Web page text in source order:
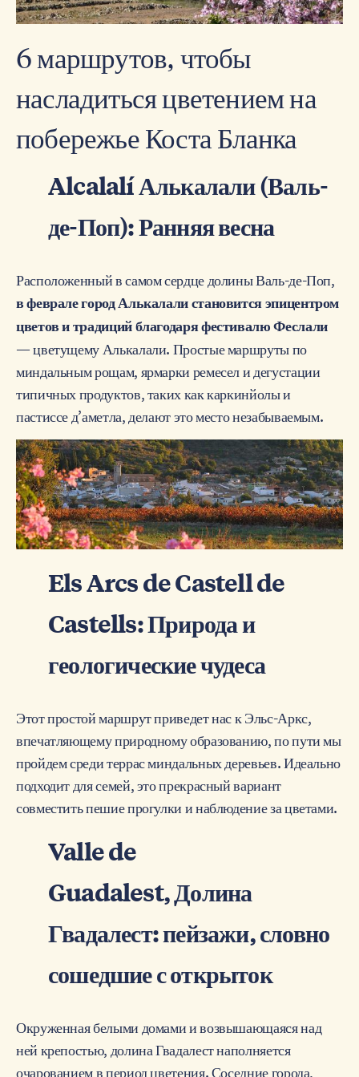
6 маршрутов, чтобы
насладиться цветением на
побережье Коста Бланка
Alcalalí Алькалали (Валь-
де-Поп): Ранняя весна
Расположенный в самом сердце долины Валь-де-Поп,
в феврале город Алькалали становится эпицентром
цветов и традиций благодаря фестивалю Феслали
— цветущему Алькалали. Простые маршруты по
миндальным рощам, ярмарки ремесел и дегустации
типичных продуктов, таких как каркинйолы и
пастиссе д’аметла, делают это место незабываемым.
Els Arcs de Castell de
Castells: Природа и
геологические чудеса
Этот простой маршрут приведет нас к Эльс-Аркс,
впечатляющему природному образованию, по пути мы
пройдем среди террас миндальных деревьев. Идеально
подходит для семей, это прекрасный вариант
совместить пешие прогулки и наблюдение за цветами.
Valle de
Guadalest, Долина
Гвадалест: пейзажи, словно
сошедшие с открыток
Окруженная белыми домами и возвышающаяся над
ней крепостью, долина Гвадалест наполняется
очарованием в период цветения. Соседние города,